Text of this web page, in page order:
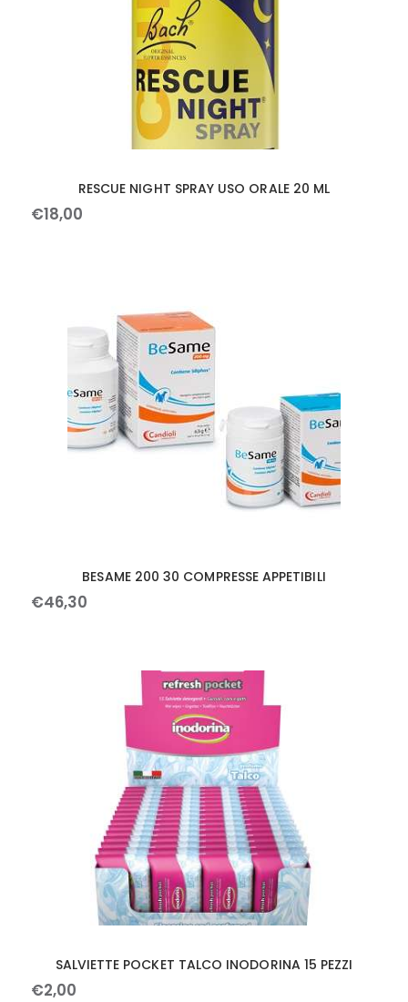
RESCUE NIGHT SPRAY USO ORALE 20 ML
€18,00
BESAME 200 30 COMPRESSE APPETIBILI
€46,30
SALVIETTE POCKET TALCO INODORINA 15 PEZZI
€2,00